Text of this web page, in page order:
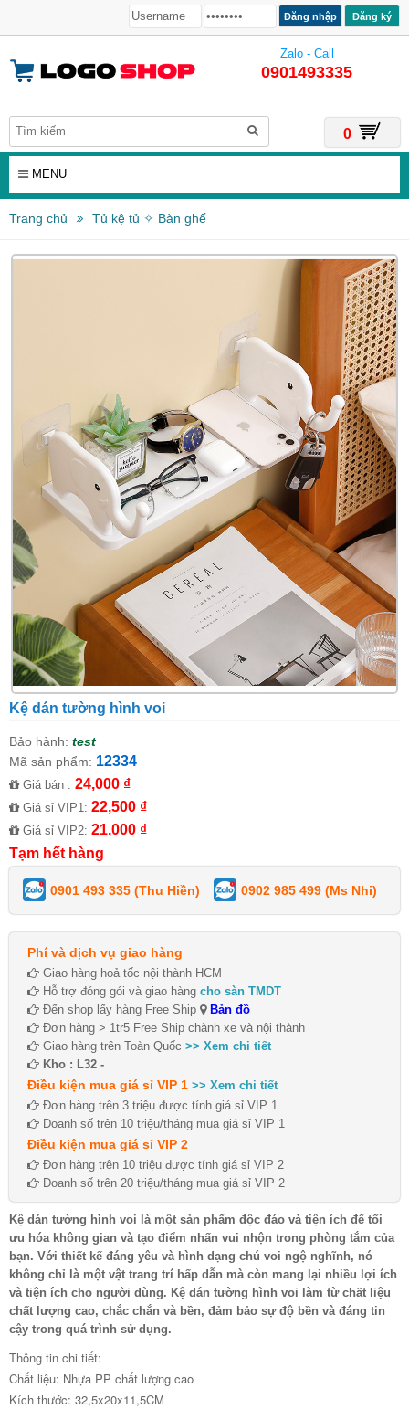
Đăng ký
Zalo - Call
0901493335
0
MENU
Trang chủ Tủ kệ tủ ✧ Bàn ghế
Kệ dán tường hình voi
Bảo hành: test
Mã sản phẩm: 12334
Giá bán : 24,000 ₫
Giá sỉ VIP1: 22,500 ₫
Giá sỉ VIP2: 21,000 ₫
Tạm hết hàng
0901 493 335 (Thu Hiền) 0902 985 499 (Ms Nhi)
Phí và dịch vụ giao hàng
Giao hàng hoả tốc nội thành HCM
Hỗ trợ đóng gói và giao hàng cho sàn TMDT
Đến shop lấy hàng Free Ship
Bản đồ
Đơn hàng > 1tr5 Free Ship chành xe và nội thành
Giao hàng trên Toàn Quốc >> Xem chi tiết
Kho : L32 -
Điều kiện mua giá sỉ VIP 1 >> Xem chi tiết
Đơn hàng trên 3 triệu được tính giá sỉ VIP 1
Doanh số trên 10 triệu/tháng mua giá sỉ VIP 1
Điều kiện mua giá sỉ VIP 2
Đơn hàng trên 10 triệu được tính giá sỉ VIP 2
Doanh số trên 20 triệu/tháng mua giá sỉ VIP 2
Kệ dán tường hình voi là một sản phẩm độc đáo và tiện ích để tối
ưu hóa không gian và tạo điểm nhấn vui nhộn trong phòng tắm của
bạn. Với thiết kế đáng yêu và hình dạng chú voi ngộ nghĩnh, nó
không chỉ là một vật trang trí hấp dẫn mà còn mang lại nhiều lợi ích
và tiện ích cho người dùng. Kệ dán tường hình voi làm từ chất liệu
chất lượng cao, chắc chắn và bền, đảm bảo sự độ bền và đáng tin
cậy trong quá trình sử dụng.
Thông tin chi tiết:
Chất liệu: Nhựa PP chất lượng cao
Kích thước: 32,5x20x11,5CM